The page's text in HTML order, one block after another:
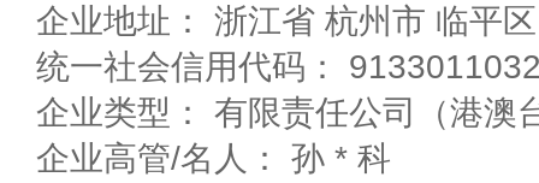
企业地址： 浙江省 杭州市
统一社会信用代码：
企业类型： 有限责任公司（港澳
企业高管/名人： 孙 * 科